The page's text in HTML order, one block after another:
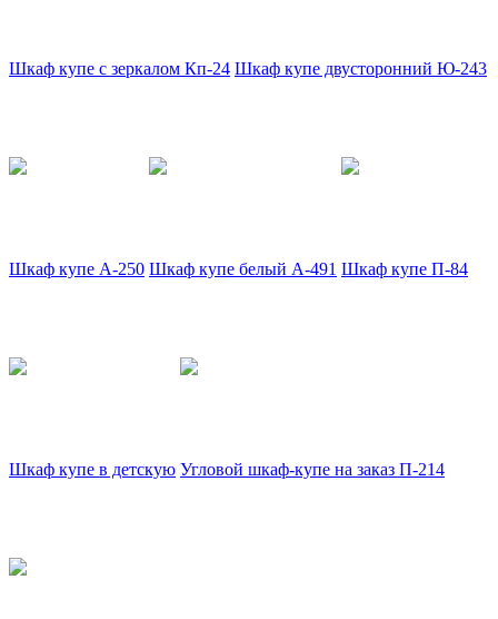
Шкаф купе с зеркалом Кп-24 Шкаф купе двусторонний Ю-243
Шкаф купе А-250 Шкаф купе белый А-491 Шкаф купе П-84
Шкаф купе в детскую Угловой шкаф-купе на заказ П-214